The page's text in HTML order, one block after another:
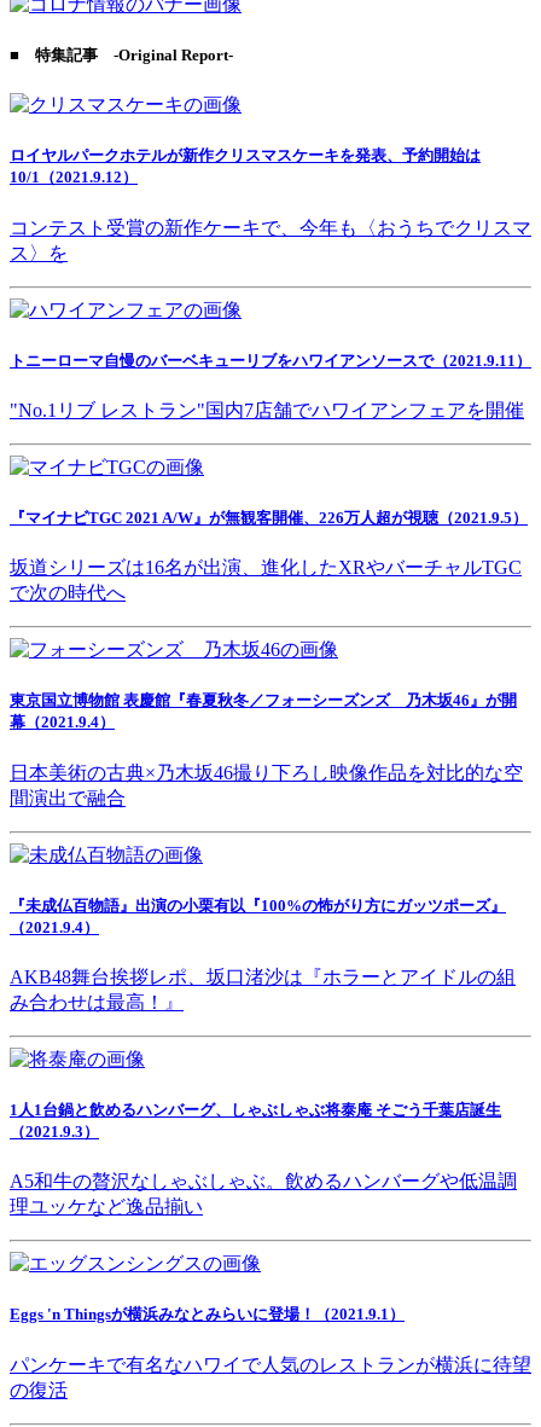
■ 特集記事 -Original Report-
ロイヤルパークホテルが新作クリスマスケーキを発表、予約開始は
10/1（2021.9.12）
コンテスト受賞の新作ケーキで、今年も〈おうちでクリスマ
ス〉を
トニーローマ自慢のバーベキューリブをハワイアンソースで（2021.9.11）
"No.1リブ レストラン"国内7店舗でハワイアンフェアを開催
『マイナビTGC 2021 A/W』が無観客開催、226万人超が視聴（2021.9.5）
坂道シリーズは16名が出演、進化したXRやバーチャルTGC
で次の時代へ
東京国立博物館 表慶館『春夏秋冬／フォーシーズンズ 乃木坂46』が開
幕（2021.9.4）
日本美術の古典×乃木坂46撮り下ろし映像作品を対比的な空
間演出で融合
『未成仏百物語』出演の小栗有以『100%の怖がり方にガッツポーズ』
（2021.9.4）
AKB48舞台挨拶レポ、坂口渚沙は『ホラーとアイドルの組
み合わせは最高！』
1人1台鍋と飲めるハンバーグ、しゃぶしゃぶ将泰庵 そごう千葉店誕生
（2021.9.3）
A5和牛の贅沢なしゃぶしゃぶ。飲めるハンバーグや低温調
理ユッケなど逸品揃い
Eggs 'n Thingsが横浜みなとみらいに登場！（2021.9.1）
パンケーキで有名なハワイで人気のレストランが横浜に待望
の復活